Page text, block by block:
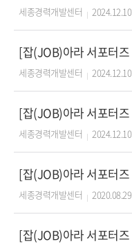
세종경력개발센터 2024.12.10
세종경력개발센터 2024.12.10
세종경력개발센터 2024.12.10
세종경력개발센터 2020.08.29